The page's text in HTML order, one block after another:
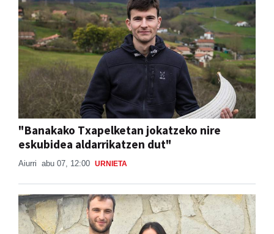
"Banakako Txapelketan jokatzeko nire
eskubidea aldarrikatzen dut"
Aiurri abu 07, 12:00 URNIETA